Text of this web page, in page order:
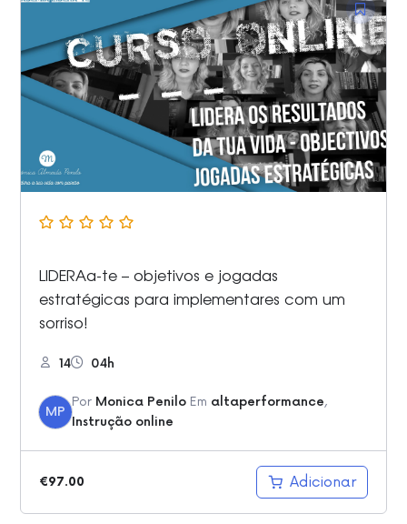
LIDERAa-te – objetivos e jogadas
estratégicas para implementares com um
sorriso!
14 04h
MP
Por Monica Penilo Em altaperformance,
Instrução online
€97.00 Adicionar